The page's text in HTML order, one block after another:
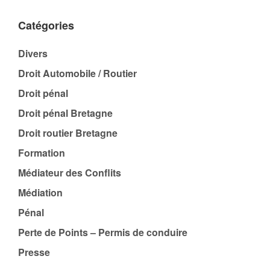
Catégories
Divers
Droit Automobile / Routier
Droit pénal
Droit pénal Bretagne
Droit routier Bretagne
Formation
Médiateur des Conflits
Médiation
Pénal
Perte de Points – Permis de conduire
Presse